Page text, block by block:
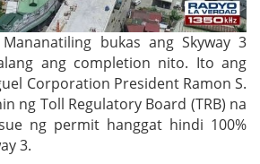
Mananatiling bukas ang Skyway 3
ang completion nito. Ito ang
Corporation President Ramon S.
ng Toll Regulatory Board (TRB) na
ng permit hanggat hindi 100%
3.